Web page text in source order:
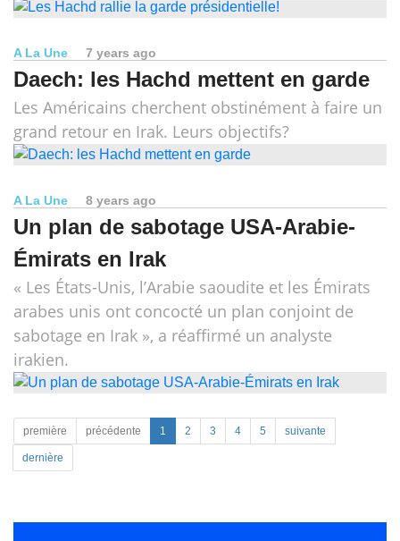
A La Une 7 years ago
Daech: les Hachd mettent en garde
Les Américains cherchent obstinément à faire un
grand retour en Irak. Leurs objectifs?
A La Une 8 years ago
Un plan de sabotage USA-Arabie-
Émirats en Irak
« Les États-Unis, l’Arabie saoudite et les Émirats
arabes unis ont concocté un plan conjoint de
sabotage en Irak », a réaffirmé un analyste
irakien.
première précédente 1 2 3 4 5 suivante
dernière